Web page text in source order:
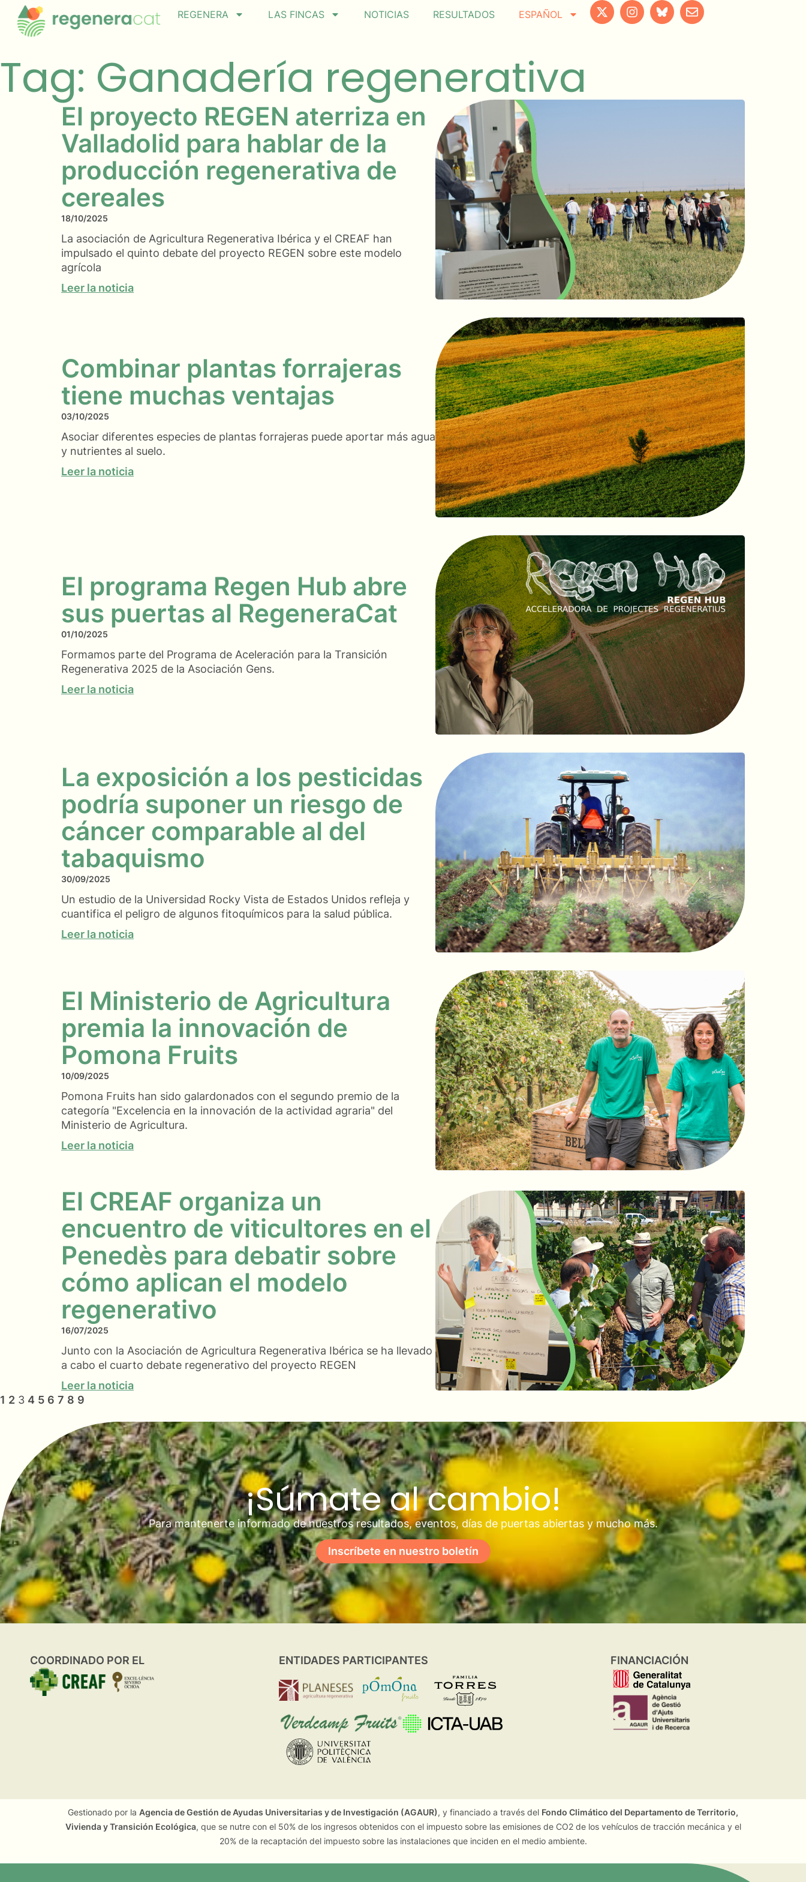
REGENERA LAS FINCAS NOTICIAS RESULTADOS ESPAÑOL
Tag: Ganadería regenerativa
El proyecto REGEN aterriza en
Valladolid para hablar de la
producción regenerativa de
cereales
18/10/2025
La asociación de Agricultura Regenerativa Ibérica y el CREAF han
impulsado el quinto debate del proyecto REGEN sobre este modelo
agrícola
Leer la noticia
Combinar plantas forrajeras
tiene muchas ventajas
03/10/2025
Asociar diferentes especies de plantas forrajeras puede aportar más agua
y nutrientes al suelo.
Leer la noticia
El programa Regen Hub abre
sus puertas al RegeneraCat
01/10/2025
Formamos parte del Programa de Aceleración para la Transición
Regenerativa 2025 de la Asociación Gens.
Leer la noticia
La exposición a los pesticidas
podría suponer un riesgo de
cáncer comparable al del
tabaquismo
30/09/2025
Un estudio de la Universidad Rocky Vista de Estados Unidos refleja y
cuantifica el peligro de algunos fitoquímicos para la salud pública.
Leer la noticia
El Ministerio de Agricultura
premia la innovación de
Pomona Fruits
10/09/2025
Pomona Fruits han sido galardonados con el segundo premio de la
categoría "Excelencia en la innovación de la actividad agraria" del
Ministerio de Agricultura.
Leer la noticia
El CREAF organiza un
encuentro de viticultores en el
Penedès para debatir sobre
cómo aplican el modelo
regenerativo
16/07/2025
Junto con la Asociación de Agricultura Regenerativa Ibérica se ha llevado
a cabo el cuarto debate regenerativo del proyecto REGEN
Leer la noticia
1 2 3 4 5 6 7 8 9
¡Súmate al cambio!
Para mantenerte informado de nuestros resultados, eventos, días de puertas abiertas y mucho más.
Inscríbete en nuestro boletín
COORDINADO POR EL ENTIDADES PARTICIPANTES FINANCIACIÓN
Gestionado por la Agencia de Gestión de Ayudas Universitarias y de Investigación (AGAUR), y financiado a través del Fondo Climático del Departamento de Territorio,
Vivienda y Transición Ecológica, que se nutre con el 50% de los ingresos obtenidos con el impuesto sobre las emisiones de CO2 de los vehículos de tracción mecánica y el
20% de la recaptación del impuesto sobre las instalaciones que inciden en el medio ambiente.